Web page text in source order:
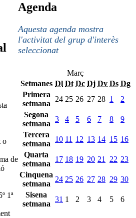
o
de
1ª
Agenda
Aquesta agenda mostra
l'activitat del grup d'interès
seleccionat
Març
Setmanes Dl Dt Dc Dj Dv Ds Dg
Primera
setmana
24 25 26 27 28 1
2
Segona
setmana
3 4 5 6 7 8
9
Tercera
setmana
10 11 12 13 14 15 16
Quarta
setmana
17 18 19 20 21 22 23
Cinquena
setmana
24 25 26 27 28 29 30
Sisena
setmana
31 1 2 3 4 5 6